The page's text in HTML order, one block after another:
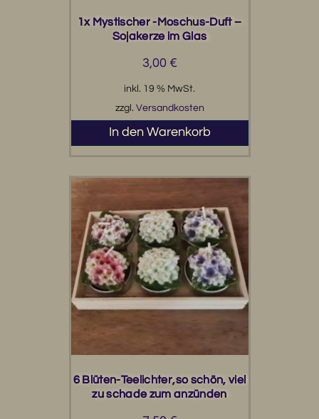
1x Mystischer -Moschus-Duft –
Sojakerze im Glas
3,00 €
inkl. 19 % MwSt.
zzgl. Versandkosten
In den Warenkorb
6 Blüten-Teelichter,so schön, viel
zu schade zum anzünden